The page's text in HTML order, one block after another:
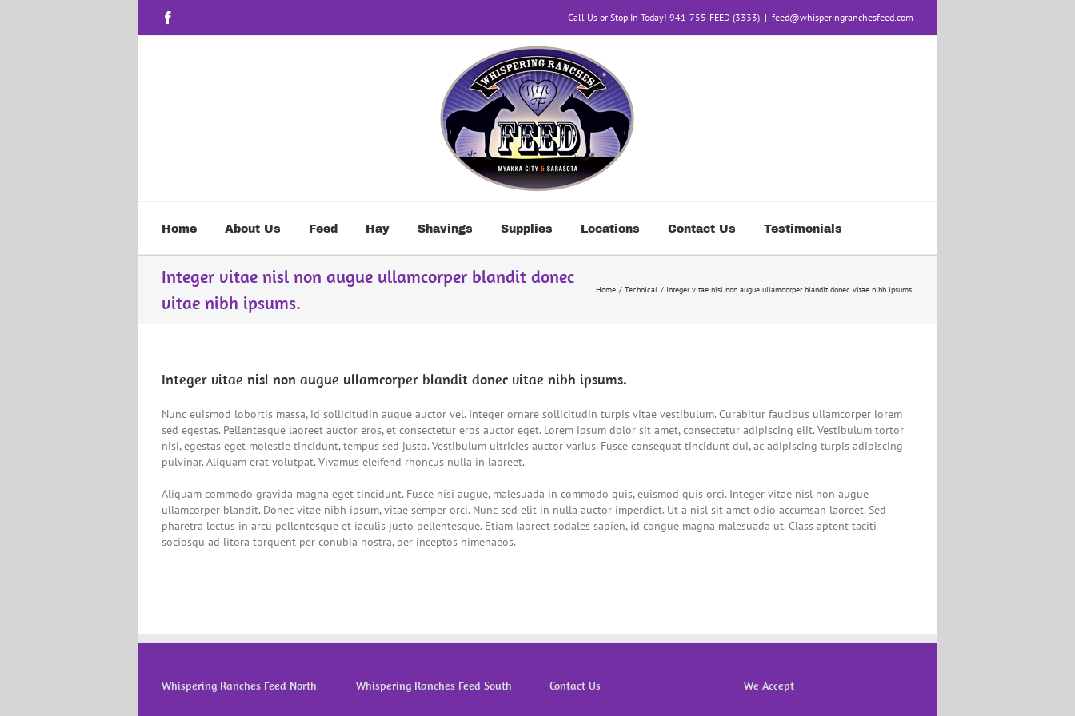
Call Us or Stop In Today! 941-755-FEED (3333) | feed@whisperingranchesfeed.com
Home About Us Feed Hay Shavings Supplies Locations Contact Us Testimonials
Integer vitae nisl non augue ullamcorper blandit donec
vitae nibh ipsums.
Home Technical Integer vitae nisl non augue ullamcorper blandit donec vitae nibh ipsums.
Integer vitae nisl non augue ullamcorper blandit donec vitae nibh ipsums.
Nunc euismod lobortis massa, id sollicitudin augue auctor vel. Integer ornare sollicitudin turpis vitae vestibulum. Curabitur faucibus ullamcorper lorem
sed egestas. Pellentesque laoreet auctor eros, et consectetur eros auctor eget. Lorem ipsum dolor sit amet, consectetur adipiscing elit. Vestibulum tortor
nisi, egestas eget molestie tincidunt, tempus sed justo. Vestibulum ultricies auctor varius. Fusce consequat tincidunt dui, ac adipiscing turpis adipiscing
pulvinar. Aliquam erat volutpat. Vivamus eleifend rhoncus nulla in laoreet.
Aliquam commodo gravida magna eget tincidunt. Fusce nisi augue, malesuada in commodo quis, euismod quis orci. Integer vitae nisl non augue
ullamcorper blandit. Donec vitae nibh ipsum, vitae semper orci. Nunc sed elit in nulla auctor imperdiet. Ut a nisl sit amet odio accumsan laoreet. Sed
pharetra lectus in arcu pellentesque et iaculis justo pellentesque. Etiam laoreet sodales sapien, id congue magna malesuada ut. Class aptent taciti
sociosqu ad litora torquent per conubia nostra, per inceptos himenaeos.
Whispering Ranches Feed North Whispering Ranches Feed South Contact Us We Accept